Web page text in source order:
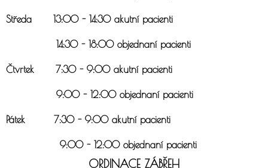
Středa 13:00 - 14:30 akutní pacienti
14:30 - 18:00 objednaní pacienti
Čtvrtek 7:30 - 9:00 akutní pacienti
9:00 - 12:00 objednaní pacienti
Pátek 7:30 - 9:00 akutní pacienti
9:00 - 12:00 objednaní pacienti
ORDINACE ZÁBŘEH